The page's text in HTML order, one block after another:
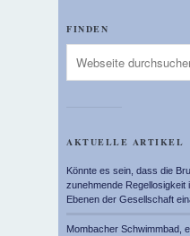
FINDEN
AKTUELLE ARTIKEL
Könnte es sein, dass die
zunehmende Regellosigkeit
Ebenen der Gesellschaft
Mombacher Schwimmbad,